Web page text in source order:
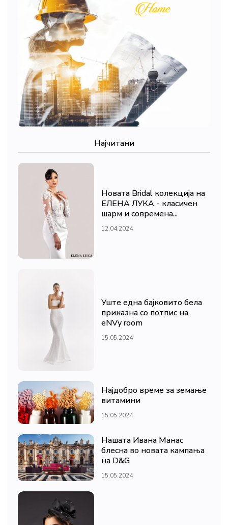
Најчитани
Новата Bridal колекција на
ЕЛЕНА ЛУКА - класичен
шарм и современа...
12.04.2024
Уште една бајковито бела
приказна со потпис на
eNVy room
15.05.2024
Најдобро време за земање
витамини
15.05.2024
Нашата Ивана Манас
блесна во новата кампања
на D&G
15.05.2024